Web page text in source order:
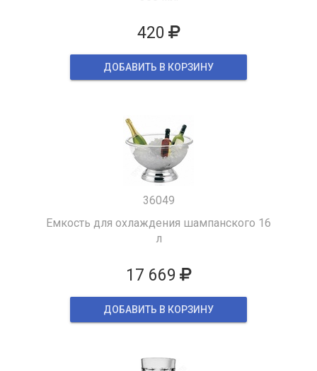
420
ДОБАВИТЬ В КОРЗИНУ
36049
Емкость для охлаждения шампанского 16
л
17 669
ДОБАВИТЬ В КОРЗИНУ